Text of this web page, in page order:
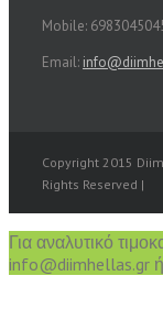
Mobile:
Email:
Copyright 2015
Rights Reserved |
Για αναλυτικό
info@diimhellas.gr ή